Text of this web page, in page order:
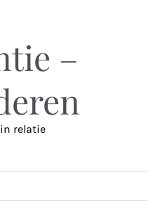
–
relatie